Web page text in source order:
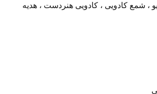
، شمع کادویی ، کادویی هنردست ، هدیه